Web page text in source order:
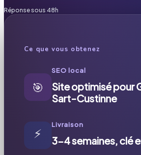
Réponse sous 48h
Ce que vous obtenez
🎯
SEO local
Site optimisé pour
Sart-Custinne
⚡
Livraison
3-4 semaines, clé